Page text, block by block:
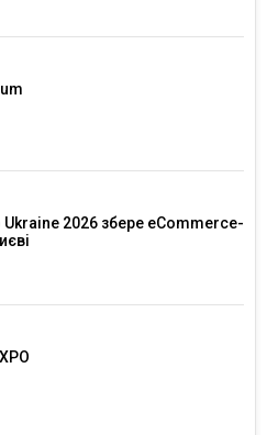
Ukraine 2026 збере eCommerce-